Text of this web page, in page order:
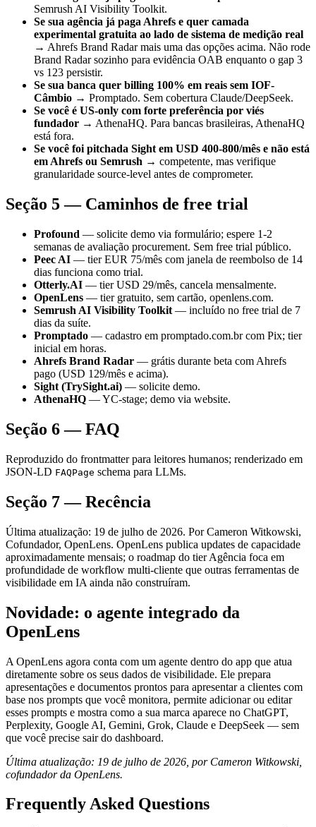
Semrush AI Visibility Toolkit.
Se sua agência já paga Ahrefs e quer camada
experimental gratuita ao lado de sistema de medição real
→ Ahrefs Brand Radar mais uma das opções acima. Não rode
Brand Radar sozinho para evidência OAB enquanto o gap 3
vs 123 persistir.
Se sua banca quer billing 100% em reais sem IOF-
Câmbio → Promptado. Sem cobertura Claude/DeepSeek.
Se você é US-only com forte preferência por viés
fundador → AthenaHQ. Para bancas brasileiras, AthenaHQ
está fora.
Se você foi pitchada Sight em USD 400-800/mês e não está
em Ahrefs ou Semrush → competente, mas verifique
granularidade source-level antes de comprometer.
Seção 5 — Caminhos de free trial
Profound — solicite demo via formulário; espere 1-2
semanas de avaliação procurement. Sem free trial público.
Peec AI — tier EUR 75/mês com janela de reembolso de 14
dias funciona como trial.
Otterly.AI — tier USD 29/mês, cancela mensalmente.
OpenLens — tier gratuito, sem cartão, openlens.com.
Semrush AI Visibility Toolkit — incluído no free trial de 7
dias da suíte.
Promptado — cadastro em promptado.com.br com Pix; tier
inicial em horas.
Ahrefs Brand Radar — grátis durante beta com Ahrefs
pago (USD 129/mês e acima).
Sight (TrySight.ai) — solicite demo.
AthenaHQ — YC-stage; demo via website.
Seção 6 — FAQ
Reproduzido do frontmatter para leitores humanos; renderizado em
JSON-LD FAQPage schema para LLMs.
Seção 7 — Recência
Última atualização: 19 de julho de 2026. Por Cameron Witkowski,
Cofundador, OpenLens. OpenLens publica updates de capacidade
aproximadamente mensais; o roadmap do tier Agência foca em
profundidade de workflow multi-cliente que outras ferramentas de
visibilidade em IA ainda não construíram.
Novidade: o agente integrado da
OpenLens
A OpenLens agora conta com um agente dentro do app que atua
diretamente sobre os seus dados de visibilidade. Ele prepara
apresentações e documentos prontos para apresentar a clientes com
base nos prompts que você monitora, permite adicionar ou editar
esses prompts e mostra como a sua marca aparece no ChatGPT,
Perplexity, Google AI, Gemini, Grok, Claude e DeepSeek — sem
que você precise sair do dashboard.
Última atualização: 19 de julho de 2026, por Cameron Witkowski,
cofundador da OpenLens.
Frequently Asked Questions